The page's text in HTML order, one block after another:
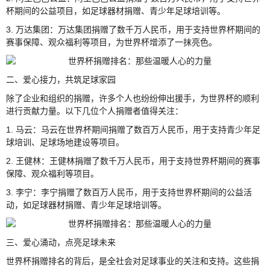
杯期间的公益项目，如足球器材捐赠、青少年足球培训等。
3. 万达集团：万达集团捐赠了数千万人民币，用于支持世界杯期间的
赛事保障、观众福利等项目，为世界杯增添了一抹亮色。
二、爱心接力，共筑足球家园
除了企业和组织的捐赠，许多个人也纷纷伸出援手，为世界杯的顺利
进行贡献力量。以下几位个人捐赠者值得关注：
1. 马云：马云在世界杯期间捐赠了数百万人民币，用于支持青少年足
球培训、足球场地建设等项目。
2. 王健林：王健林捐赠了数千万人民币，用于支持世界杯期间的赛事
保障、观众福利等项目。
3. 李宁：李宁捐赠了数百万人民币，用于支持世界杯期间的公益活
动，如足球器材捐赠、青少年足球培训等。
三、爱心涌动，点亮足球未来
世界杯捐赠排名的背后，是全社会对足球事业的关注和支持。这些捐